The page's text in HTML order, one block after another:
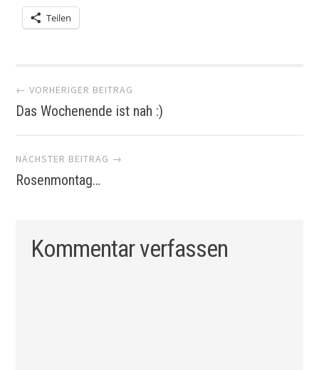
Teilen
Artikel-
Navigation
← VORHERIGER BEITRAG
Das Wochenende ist nah :)
NÄCHSTER BEITRAG →
Rosenmontag…
Kommentar verfassen